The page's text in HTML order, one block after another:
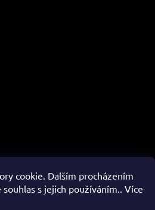
cookie. Dalším procházením
s jejich používáním.. Více